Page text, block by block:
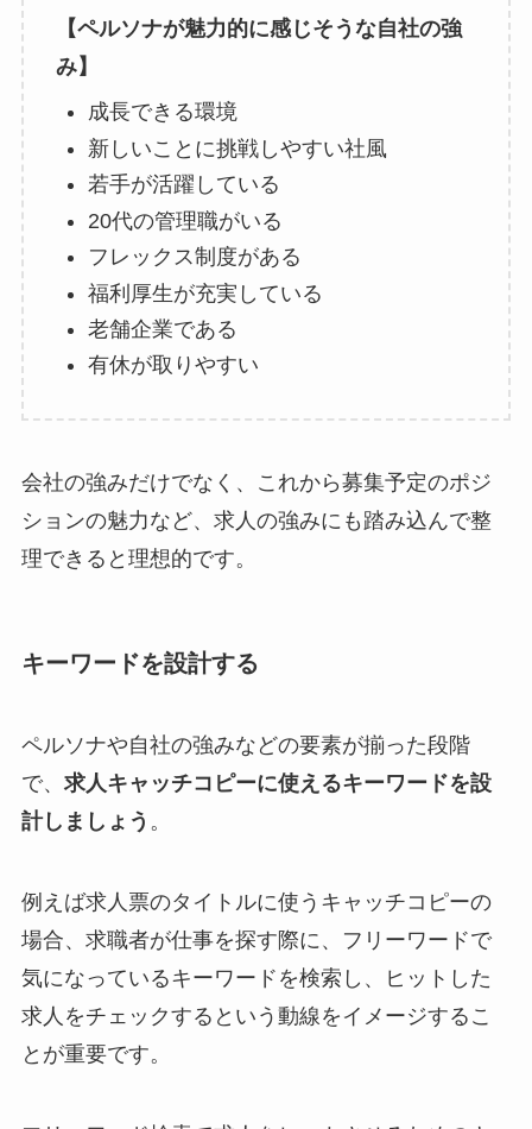
【ペルソナが魅力的に感じそうな自社の強
み】
成長できる環境
新しいことに挑戦しやすい社風
若手が活躍している
20代の管理職がいる
フレックス制度がある
福利厚生が充実している
老舗企業である
有休が取りやすい
会社の強みだけでなく、これから募集予定のポジ
ションの魅力など、求人の強みにも踏み込んで整
理できると理想的です。
キーワードを設計する
ペルソナや自社の強みなどの要素が揃った段階
で、 求人キャッチコピーに使えるキーワードを設
計しましょう 。
例えば求人票のタイトルに使うキャッチコピーの
場合、求職者が仕事を探す際に、フリーワードで
気になっているキーワードを検索し、ヒットした
求人をチェックするという動線をイメージするこ
とが重要です。